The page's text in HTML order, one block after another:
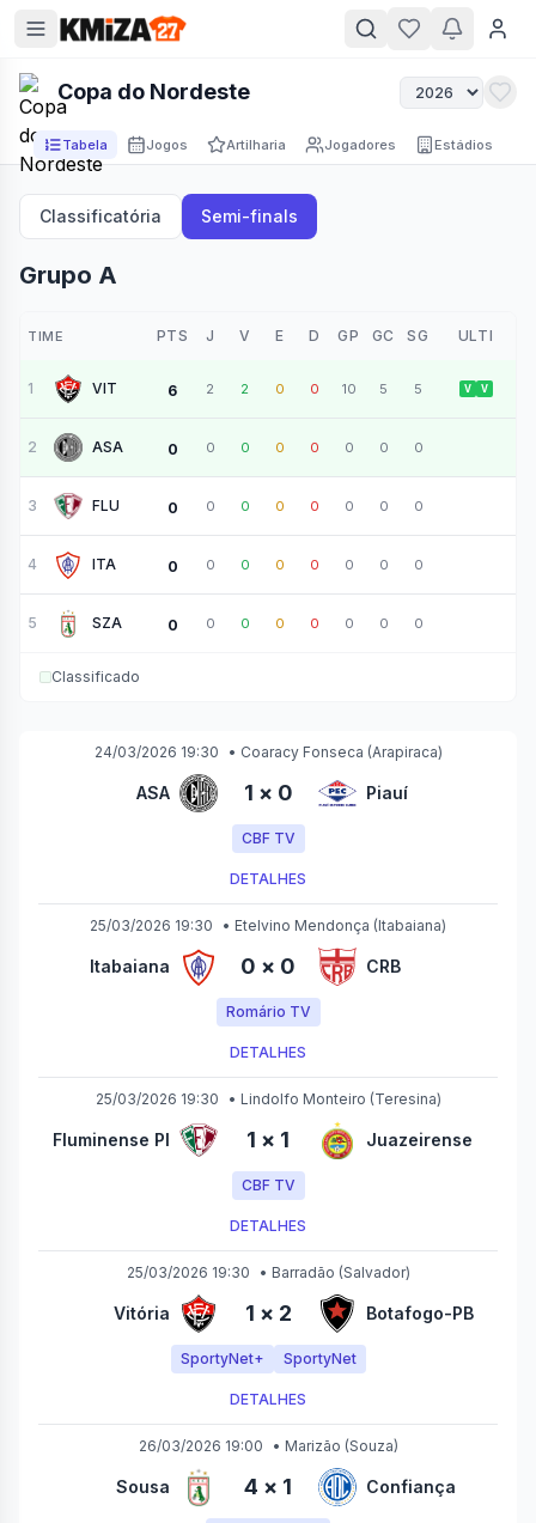
Copa do Nordeste
Tabela Jogos Artilharia Jogadores Estádios
Classificatória Semi-finals
Grupo A
TIME PTS J V E D GP GC SG ULTI
1 VIT 6 2 2 0 0 10 5 5 V V
2 ASA 0 0 0 0 0 0 0 0
3 FLU 0 0 0 0 0 0 0 0
4 ITA 0 0 0 0 0 0 0 0
5 SZA 0 0 0 0 0 0 0 0
Classificado
24/03/2026 19:30 • Coaracy Fonseca (Arapiraca)
ASA 1 × 0 Piauí
CBF TV
DETALHES
25/03/2026 19:30 • Etelvino Mendonça (Itabaiana)
Itabaiana 0 × 0 CRB
Romário TV
DETALHES
25/03/2026 19:30 • Lindolfo Monteiro (Teresina)
Fluminense PI 1 × 1 Juazeirense
CBF TV
DETALHES
25/03/2026 19:30 • Barradão (Salvador)
Vitória 1 × 2 Botafogo-PB
SportyNet+ SportyNet
DETALHES
26/03/2026 19:00 • Marizão (Souza)
Sousa 4 × 1 Confiança